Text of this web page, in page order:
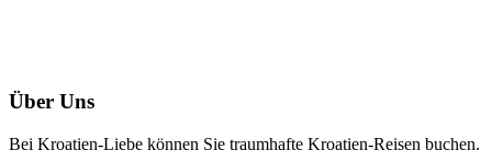
Über Uns
Bei Kroatien-Liebe können Sie traumhafte Kroatien-Reisen buchen.